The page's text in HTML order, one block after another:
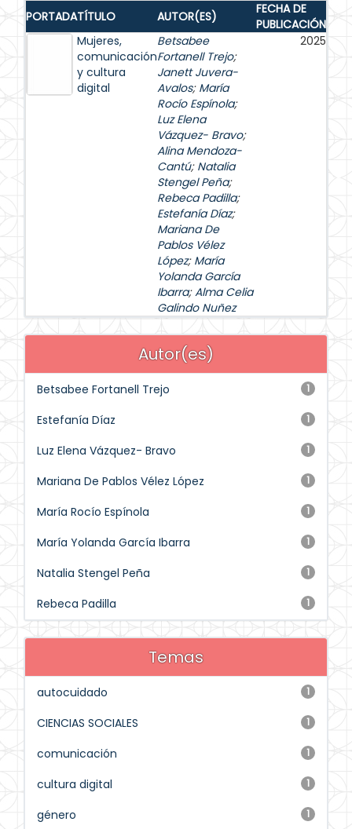
PORTADATÍTULO AUTOR(ES)
FECHA DE
PUBLICACIÓN
Mujeres,
comunicación
y cultura
digital
Betsabee
Fortanell Trejo;
Janett Juvera-
Avalos; María
Rocío Espínola;
Luz Elena
Vázquez- Bravo;
Alina Mendoza-
Cantú; Natalia
Stengel Peña;
Rebeca Padilla;
Estefanía Díaz;
Mariana De
Pablos Vélez
López; María
Yolanda García
Ibarra;Alma Celia
Galindo Nuñez
2025
Autor(es)
1
Betsabee Fortanell Trejo
1
Estefanía Díaz
1
Luz Elena Vázquez- Bravo
1
Mariana De Pablos Vélez López
1
María Rocío Espínola
1
María Yolanda García Ibarra
1
Natalia Stengel Peña
1
Rebeca Padilla
Temas
1
autocuidado
1
CIENCIAS SOCIALES
1
comunicación
1
cultura digital
1
género